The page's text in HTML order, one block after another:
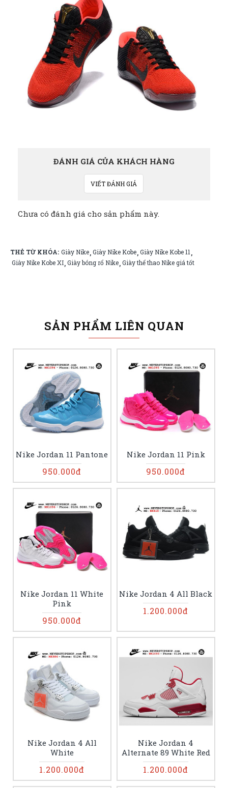
ĐÁNH GIÁ CỦA KHÁCH HÀNG
VIẾT ĐÁNH GIÁ
Chưa có đánh giá cho sản phẩm này.
THẺ TỪ KHÓA: Giày Nike,Giày Nike Kobe,Giày Nike Kobe 11 ,
Giày Nike Kobe XI,Giày bóng rổ Nike,Giày thể thao Nike giá tốt
SẢN PHẨM LIÊN QUAN
Nike Jordan 11 Pantone
950.000đ
Nike Jordan 11 Pink
950.000đ
Nike Jordan 11 White
Pink
950.000đ
Nike Jordan 4 All Black
1.200.000đ
Nike Jordan 4 All
White
1.200.000đ
Nike Jordan 4
Alternate 89 White Red
1.200.000đ